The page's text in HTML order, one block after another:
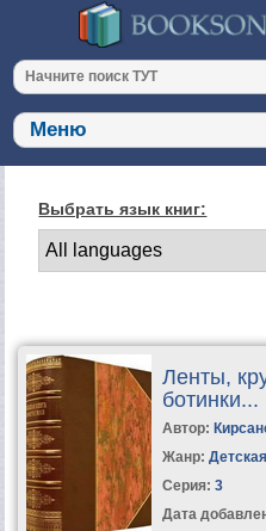
Выбрать язык книг:
Ленты,
ботинки...
Автор:
Жанр:
Серия: 3
Дата